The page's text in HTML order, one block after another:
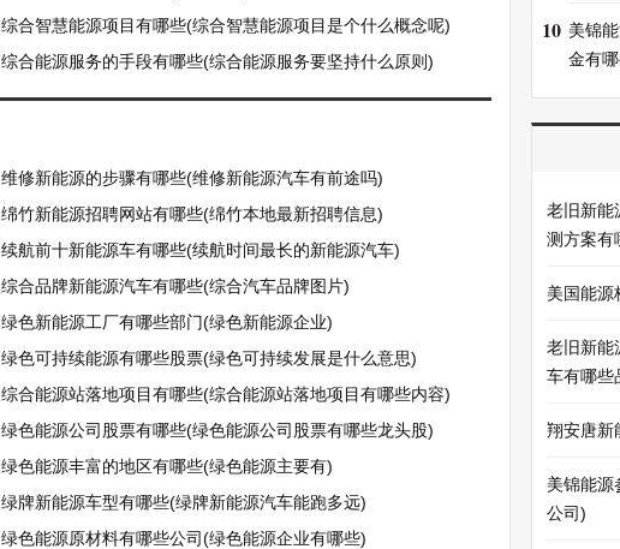
综合智慧能源项目有哪些(综合智慧能源项目是个什么概念呢)
综合能源服务的手段有哪些(综合能源服务要坚持什么原则)
维修新能源的步骤有哪些(维修新能源汽车有前途吗)
绵竹新能源招聘网站有哪些(绵竹本地最新招聘信息)
续航前十新能源车有哪些(续航时间最长的新能源汽车)
综合品牌新能源汽车有哪些(综合汽车品牌图片)
绿色新能源工厂有哪些部门(绿色新能源企业)
绿色可持续能源有哪些股票(绿色可持续发展是什么意思)
综合能源站落地项目有哪些(综合能源站落地项目有哪些内容)
绿色能源公司股票有哪些(绿色能源公司股票有哪些龙头股)
绿色能源丰富的地区有哪些(绿色能源主要有)
绿牌新能源车型有哪些(绿牌新能源汽车能跑多远)
绿色能源原材料有哪些公司(绿色能源企业有哪些)
10 美锦
金有
老旧新能
测方案有
美国能源
老旧新能
车有哪些
翔安唐新
美锦能源
公司)